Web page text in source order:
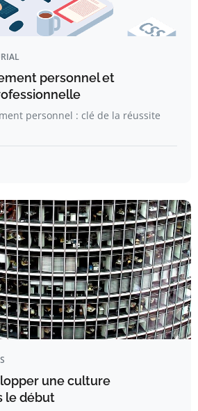
personnel et
personnel : clé de la réussite
une culture
le début